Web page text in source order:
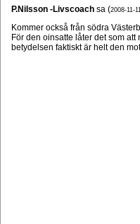
P.Nilsson -Livscoach sa (2008-11-
Kommer också från södra
För den oinsatte låter det som
betydelsen faktiskt är helt den